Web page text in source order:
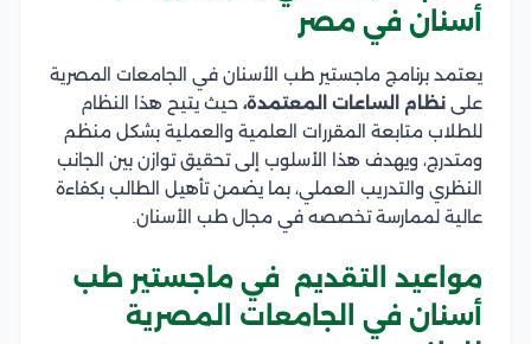
أسنان في مصر
يعتمد برنامج ماجستير طب الأسنان في الجامعات المصرية
على نظام الساعات المعتمدة، حيث يتيح هذا النظام
للطلاب متابعة المقررات العلمية والعملية بشكل منظم
ومتدرج، ويهدف هذا الأسلوب إلى تحقيق توازن بين الجانب
النظري والتدريب العملي، بما يضمن تأهيل الطالب بكفاءة
عالية لممارسة تخصصه في مجال طب الأسنان.
مواعيد التقديم في ماجستير طب
أسنان في الجامعات المصرية